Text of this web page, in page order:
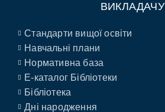
ВИКЛАДАЧУ
Стандарти вищої освіти
Навчальні плани
Нормативна база
E-каталог Бібліотеки
Бібліотека
Дні народження